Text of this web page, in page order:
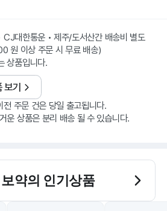
대한통운 • 제주/도서산간 배송비 별도
원 이상 주문 시 무료 배송)
상품입니다.
보기
주문 건은 당일 출고됩니다.
운 상품은 분리 배송 될 수 있습니다.
약의 인기상품